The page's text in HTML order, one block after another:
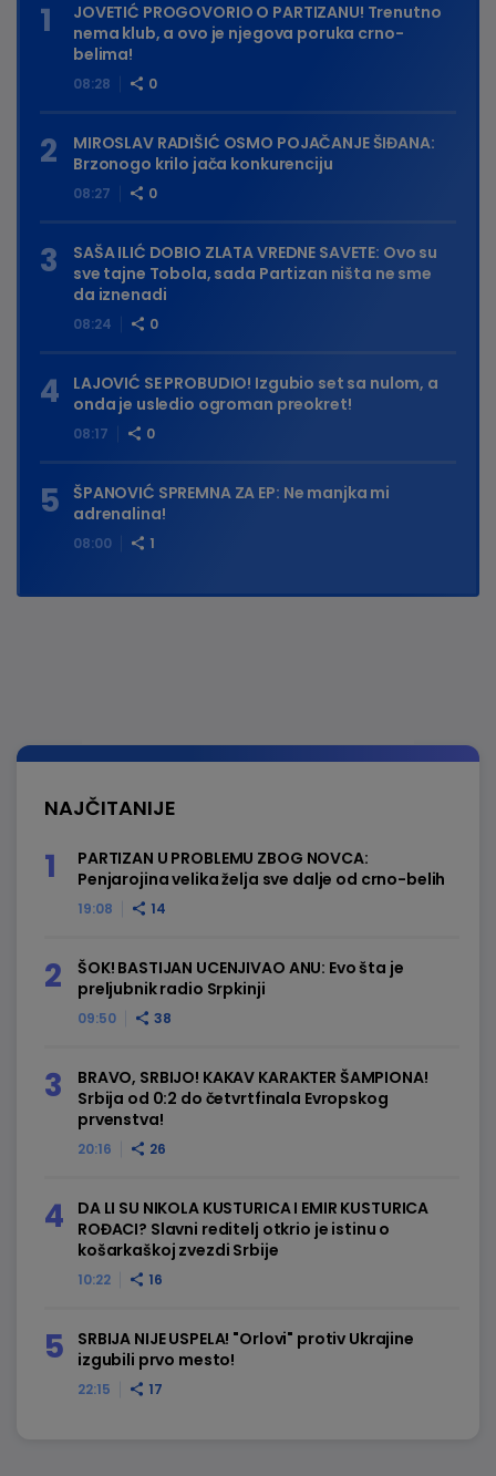
08:28 0
JOVETIĆ PROGOVORIO O PARTIZANU! Trenutno
nema klub, a ovo je njegova poruka crno-
belima!
08:27 0
MIROSLAV RADIŠIĆ OSMO POJAČANJE ŠIĐANA:
Brzonogo krilo jača konkurenciju
08:24 0
SAŠA ILIĆ DOBIO ZLATA VREDNE SAVETE: Ovo su
sve tajne Tobola, sada Partizan ništa ne sme
da iznenadi
08:17 0
LAJOVIĆ SE PROBUDIO! Izgubio set sa nulom, a
onda je usledio ogroman preokret!
08:00 1
ŠPANOVIĆ SPREMNA ZA EP: Ne manjka mi
adrenalina!
NAJČITANIJE
19:08 14
PARTIZAN U PROBLEMU ZBOG NOVCA:
Penjarojina velika želja sve dalje od crno-belih
09:50 38
ŠOK! BASTIJAN UCENJIVAO ANU: Evo šta je
preljubnik radio Srpkinji
20:16 26
BRAVO, SRBIJO! KAKAV KARAKTER ŠAMPIONA!
Srbija od 0:2 do četvrtfinala Evropskog
prvenstva!
10:22 16
DA LI SU NIKOLA KUSTURICA I EMIR KUSTURICA
ROĐACI? Slavni reditelj otkrio je istinu o
košarkaškoj zvezdi Srbije
22:15 17
SRBIJA NIJE USPELA! "Orlovi" protiv Ukrajine
izgubili prvo mesto!